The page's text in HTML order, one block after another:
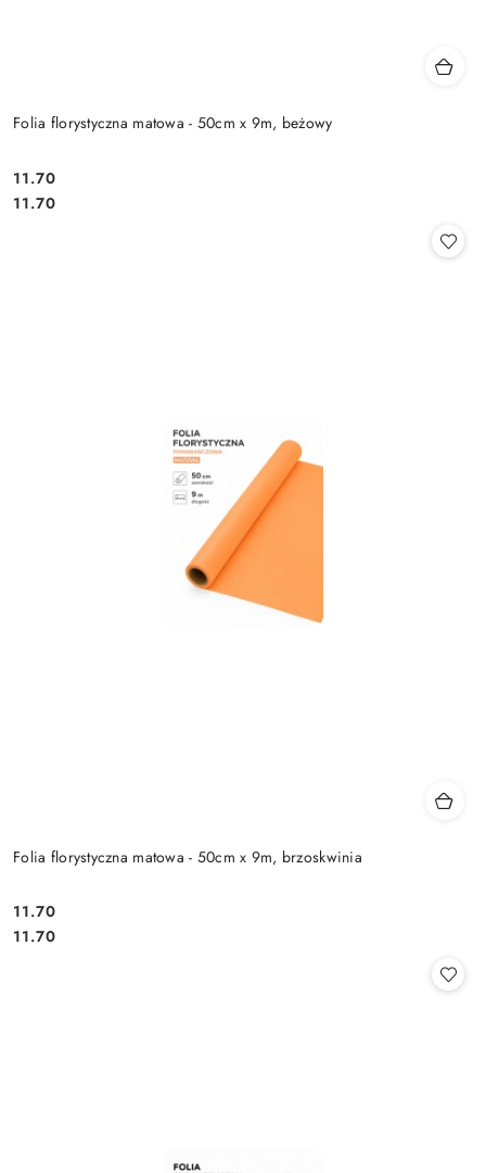
Folia florystyczna matowa - 50cm x 9m, beżowy
Cena:
11.70
Cena:
11.70
Folia florystyczna matowa - 50cm x 9m, brzoskwinia
Cena:
11.70
Cena:
11.70